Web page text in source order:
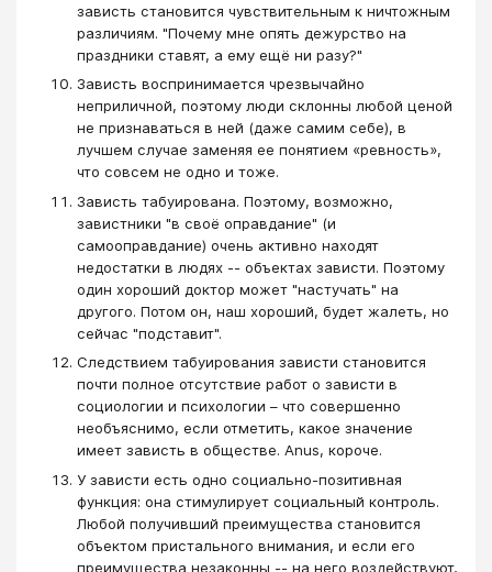
зависть становится чувствительным к ничтожным
различиям. "Почему мне опять дежурство на
праздники ставят, а ему ещё ни разу?"
Зависть воспринимается чрезвычайно
неприличной, поэтому люди склонны любой ценой
не признаваться в ней (даже самим себе), в
лучшем случае заменяя ее понятием «ревность»,
что совсем не одно и тоже.
Зависть табуирована. Поэтому, возможно,
завистники "в своё оправдание" (и
самооправдание) очень активно находят
недостатки в людях -- объектах зависти. Поэтому
один хороший доктор может "настучать" на
другого. Потом он, наш хороший, будет жалеть, но
сейчас "подставит".
Следствием табуирования зависти становится
почти полное отсутствие работ о зависти в
социологии и психологии – что совершенно
необъяснимо, если отметить, какое значение
имеет зависть в обществе. Anus, короче.
У зависти есть одно социально-позитивная
функция: она стимулирует социальный контроль.
Любой получивший преимущества становится
объектом пристального внимания, и если его
преимущества незаконны -- на него воздействуют,